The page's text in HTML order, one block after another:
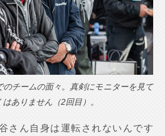
のチームの面々。真剣にモニターを見て
ありません（2回目）。
さん自身は運転されないんです